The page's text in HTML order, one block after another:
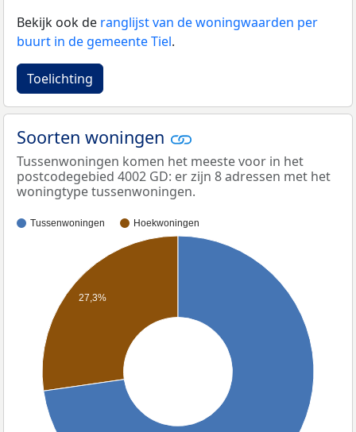
Bekijk ook de ranglijst van de woningwaarden per
buurt in de gemeente Tiel.
Toelichting
Soorten woningen
Tussenwoningen komen het meeste voor in het
postcodegebied 4002 GD: er zijn 8 adressen met het
woningtype tussenwoningen.
Tussenwoningen Hoekwoningen
27,3%